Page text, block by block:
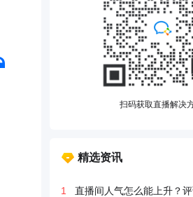
扫码获取直播解决
精选资讯
1 直播间人气怎么能上升？